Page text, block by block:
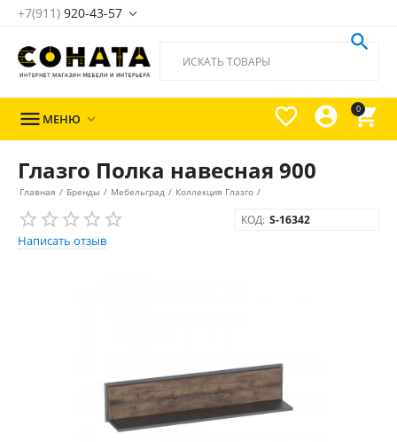
+7(911) 920-43-57 
0




 МЕНЮ 
Глазго Полка навесная 900
Главная / Бренды / Мебельград / Коллекция Глазго /
Написать отзыв
КОД: S-16342